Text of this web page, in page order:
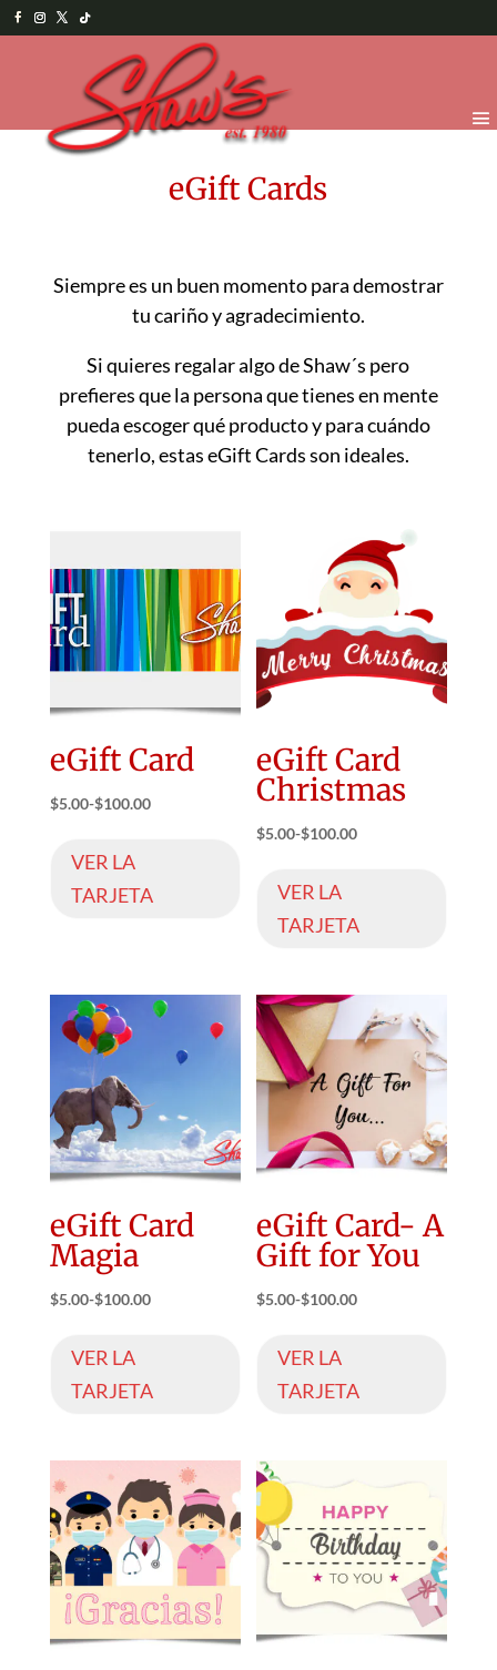
eGift Cards
Siempre es un buen momento para demostrar
tu cariño y agradecimiento.
Si quieres regalar algo de Shaw´s pero
prefieres que la persona que tienes en mente
pueda escoger qué producto y para cuándo
tenerlo, estas eGift Cards son ideales.
eGift Card
$5.00-$100.00
VER LA
TARJETA
eGift Card
Christmas
$5.00-$100.00
VER LA
TARJETA
eGift Card
Magia
$5.00-$100.00
VER LA
TARJETA
eGift Card- A
Gift for You
$5.00-$100.00
VER LA
TARJETA